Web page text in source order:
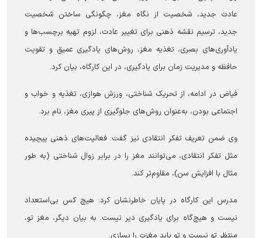
عادت جدید، شخصیت از نگاه مغز، چگونگی ساختن شخصیت
جدید، ترسیم نقشه ذهنی برای تغییر عادت، لزوم تهیه برچسب‌ها و
یادآوری‌های بصری، تغذیه مغز، روش‌های یادگیری عمیق و تقویت
حافظه و مدیریت زمان برای یادگیری، در این کارگاه، بیان کرد.
فیاض در ادامه، از تحریک شناختی، ورزش هوازی، تغذیه و خواب و
اجتماعی بودن، به‌عنوان روش‌های جلوگیری از پیری مغز، نام برد.
وی ضمن تعریف تفکر انتقادی نیز گفت: فعالیت‌های ذهنی پیچیده
مثل تفکر انتقادی، می‌توانند مغز را در برابر زوال شناختی (به طور
مثال با افزایش سن)، مقاوم‌تر کند.
مدرس این کارگاه در پایان خاطرنشان کرد: هیچ کس بی‌استعداد
نیست و هیچ‌گاه برای یادگیری دیر نیست. به بیان دیگر، مغز تو،